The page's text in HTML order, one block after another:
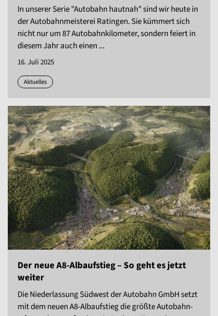
In unserer Serie "Autobahn hautnah" sind wir heute in
der Autobahnmeisterei Ratingen. Sie kümmert sich
nicht nur um 87 Autobahnkilometer, sondern feiert in
diesem Jahr auch einen ...
16. Juli 2025
Aktuelles
Der neue A8-Albaufstieg – So geht es jetzt
weiter
Die Niederlassung Südwest der Autobahn GmbH setzt
mit dem neuen A8-Albaufstieg die größte Autobahn-